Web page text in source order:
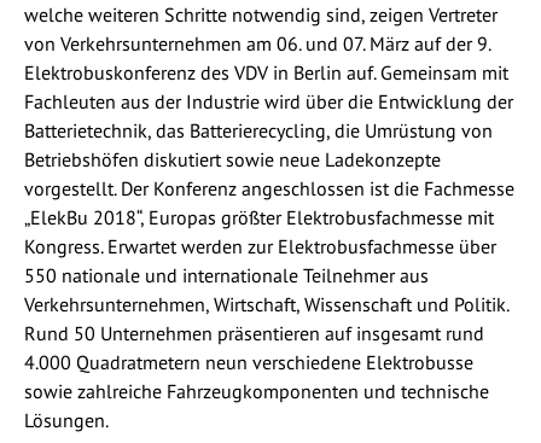
welche weiteren Schritte notwendig sind, zeigen Vertreter
von Verkehrsunternehmen am 06. und 07. März auf der 9.
Elektrobuskonferenz des VDV in Berlin auf. Gemeinsam mit
Fachleuten aus der Industrie wird über die Entwicklung der
Batterietechnik, das Batterierecycling, die Umrüstung von
Betriebshöfen diskutiert sowie neue Ladekonzepte
vorgestellt. Der Konferenz angeschlossen ist die Fachmesse
„ElekBu 2018“, Europas größter Elektrobusfachmesse mit
Kongress. Erwartet werden zur Elektrobusfachmesse über
550 nationale und internationale Teilnehmer aus
Verkehrsunternehmen, Wirtschaft, Wissenschaft und Politik.
Rund 50 Unternehmen präsentieren auf insgesamt rund
4.000 Quadratmetern neun verschiedene Elektrobusse
sowie zahlreiche Fahrzeugkomponenten und technische
Lösungen.